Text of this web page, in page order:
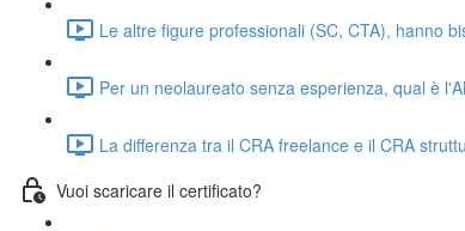
Le altre figure professionali (SC, CTA), hanno
Per un neolaureato senza esperienza, qual è
La differenza tra il CRA freelance e il CRA
Vuoi scaricare il certificato?